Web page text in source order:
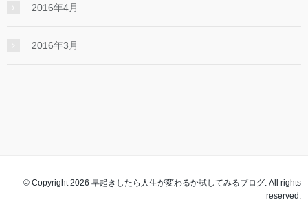
2016年4月
2016年3月
© Copyright 2026 早起きしたら人生が変わるか試してみるブログ. All rights
reserved.